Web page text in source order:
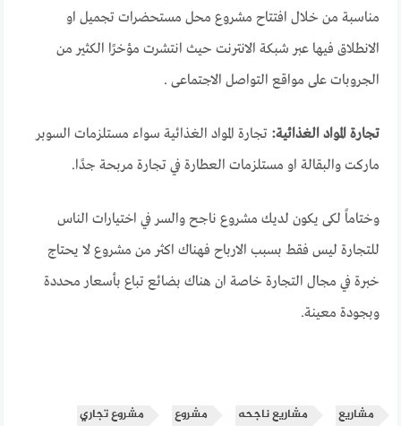
مناسبة من خلال افتتاح مشروع محل مستحضرات تجميل او
الانطلاق فيها عبر شبكة الانترنت حيث انتشرت مؤخرًا الكثير من
الجروبات على مواقع التواصل الاجتماعى .
تجارة المواد الغذائية: تجارة المواد الغذائية سواء مستلزمات السوبر
ماركت والبقالة او مستلزمات العطارة في تجارة مربحة جدًا.
وختاماً لكى يكون لديك مشروع ناجح والسر في اختيارات الناس
للتجارة ليس فقط بسبب الارباح فهناك اكثر من مشروع لا يحتاج
خبرة في مجال التجارة خاصة ان هناك بضائع تباع بأسعار محددة
وبجودة معينة.
مشاريع مشاريع ناجحه مشروع
مشروع تجاري